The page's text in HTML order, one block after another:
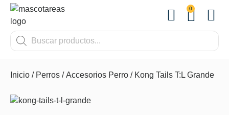
0
Inicio / Perros /Accesorios Perro / Kong Tails T:L Grande